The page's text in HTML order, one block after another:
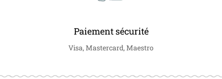
Paiement sécurité
Visa, Mastercard, Maestro